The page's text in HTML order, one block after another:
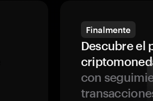
Finalmente
Descubre el
con